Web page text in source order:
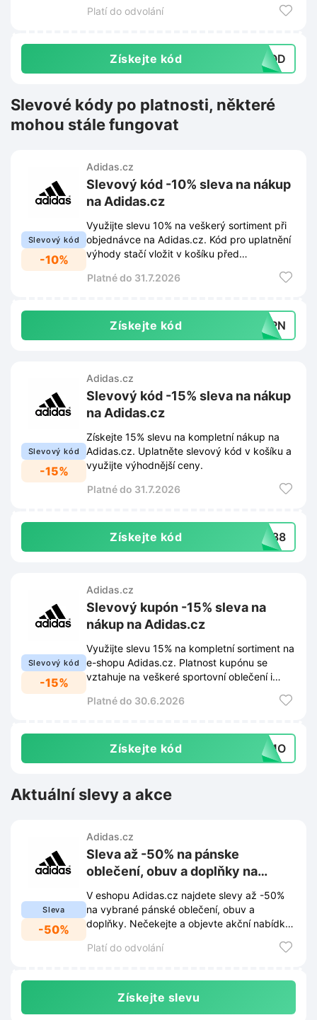
Platí do odvolání
Získejte kód 59QD
Slevové kódy po platnosti, některé
mohou stále fungovat
Slevový kód
-10%
Adidas.cz
Slevový kód -10% sleva na nákup
na Adidas.cz
Využijte slevu 10% na veškerý sortiment při
objednávce na Adidas.cz. Kód pro uplatnění
výhody stačí vložit v košíku před
Platné do 31.7.2026
Získejte kód FEPN
Slevový kód
-15%
Adidas.cz
Slevový kód -15% sleva na nákup
na Adidas.cz
Získejte 15% slevu na kompletní nákup na
Adidas.cz. Uplatněte slevový kód v košíku a
využijte výhodnější ceny.
Platné do 31.7.2026
Získejte kód PJ88
Slevový kód
-15%
Adidas.cz
Slevový kupón -15% sleva na
nákup na Adidas.cz
Využijte slevu 15% na kompletní sortiment na
e-shopu Adidas.cz. Platnost kupónu se
vztahuje na veškeré sportovní oblečení i
Platné do 30.6.2026
Získejte kód T7MO
Aktuální slevy a akce
Sleva
-50%
Adidas.cz
Sleva až -50% na pánske
oblečení, obuv a doplňky na
Adidas.cz
V eshopu Adidas.cz najdete slevy až -50%
na vybrané pánské oblečení, obuv a
doplňky. Nečekejte a objevte akční nabídku,
Platí do odvolání
Získejte slevu